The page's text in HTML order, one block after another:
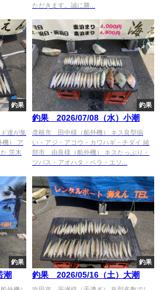
ただきます。誠に勝...
釣果
達が集
） ア
茨木
釣果
釣果 2026/07/08（水）小潮
彦根市 田中様（船外機） キス良型揃
い・アジ・アコウ・カワハギ・チダイ 綾
部市 由良様（船外機） キスたっぷり・
ツバス・アオハタ・ベラ・エソ...
釣果
潮
釣果
釣果 2026/05/16（土）大潮